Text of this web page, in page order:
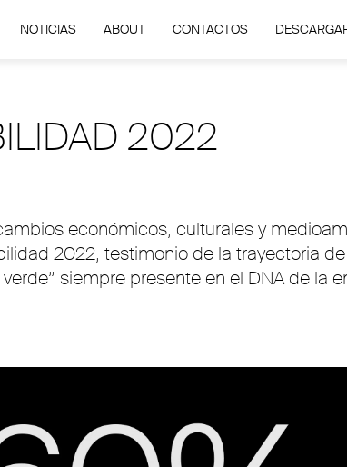
NOTICIAS ABOUT CONTACTOS
2022
económicos, culturales y
2022, testimonio de la trayectoria
siempre presente en el DNA de la